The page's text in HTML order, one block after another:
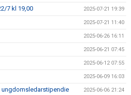
7 kl 19,00 2025-07-21 19:39
2025-07-21 11:40
2025-06-26 16:11
2025-06-21 07:45
2025-06-12 07:55
2025-06-09 16:03
2025-06-06 21:24